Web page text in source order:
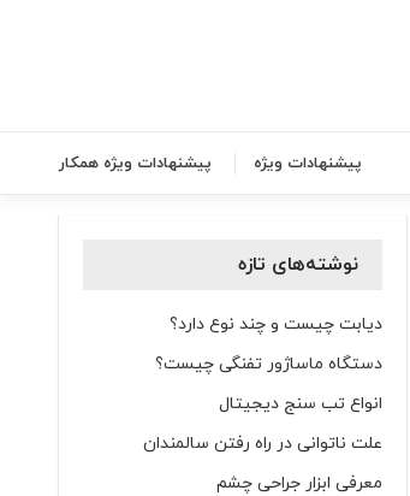
پیشنهادات ویژه پیشنهادات ویژه همکار
نوشته‌های تازه
دیابت چیست و چند نوع دارد؟
دستگاه ماساژور تفنگی چیست؟
انواع تب سنج دیجیتال
علت ناتوانی در راه رفتن سالمندان
معرفی ابزار جراحی چشم